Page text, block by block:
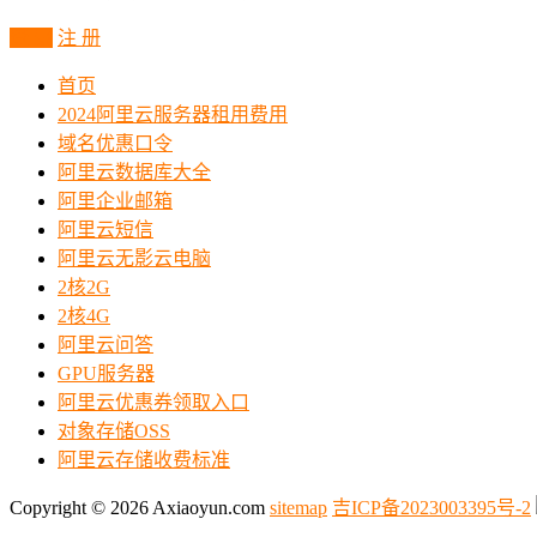
注 册
首页
2024阿里云服务器租用费用
域名优惠口令
阿里云数据库大全
阿里企业邮箱
阿里云短信
阿里云无影云电脑
2核2G
2核4G
阿里云问答
GPU服务器
阿里云优惠券领取入口
对象存储OSS
阿里云存储收费标准
Copyright © 2026 Axiaoyun.com sitemap 吉ICP备2023003395号-2